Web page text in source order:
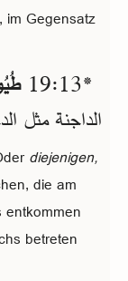
im Gegensatz
*13‏:19
الداجنة مثل
diejenigen,
die am
betreten